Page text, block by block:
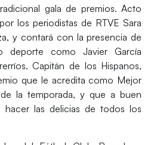
gala de premios. Acto
los periodistas de RTVE Sara
y contará con la presencia de
deporte comoJavier García
. Capitán de los Hispanos,
que le acredita como Mejor
la temporada, y que a buen
hacer las delicias de todos los